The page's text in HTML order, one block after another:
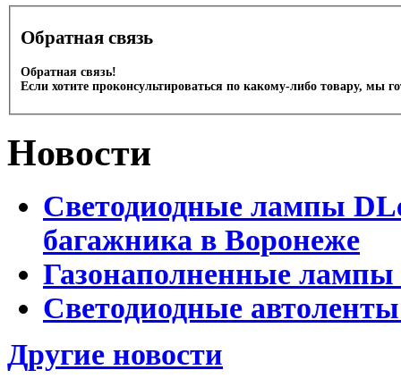
Обратная связь
Обратная связь!
Если хотите проконсультироваться по какому-либо товару, мы
Новости
Светодиодные лампы
багажника в Воронеже
Газонаполненные
Светодиодные
Другие новости